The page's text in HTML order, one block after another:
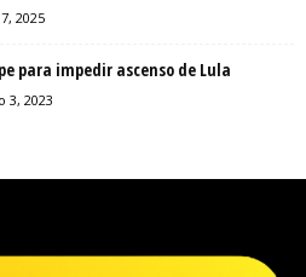
2025
para impedir ascenso de Lula
3, 2023